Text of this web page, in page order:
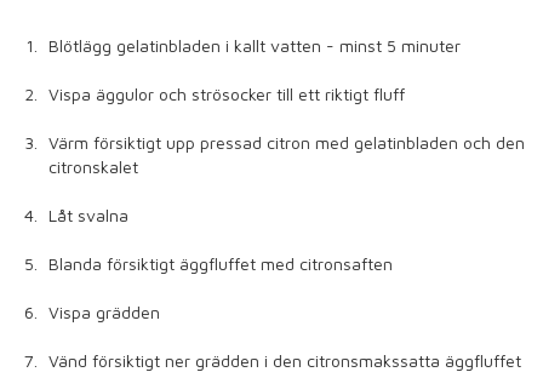
Blötlägg gelatinbladen i kallt vatten - minst 5 minuter
Vispa äggulor och strösocker till ett riktigt fluff
Värm försiktigt upp pressad citron med gelatinbladen och den
citronskalet
Låt svalna
Blanda försiktigt äggfluffet med citronsaften
Vispa grädden
Vänd försiktigt ner grädden i den citronsmakssatta äggfluffet